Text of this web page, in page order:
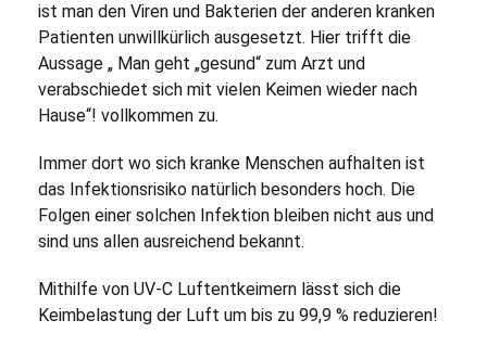
ist man den Viren und Bakterien der anderen kranken
Patienten unwillkürlich ausgesetzt. Hier trifft die
Aussage „ Man geht „gesund“ zum Arzt und
verabschiedet sich mit vielen Keimen wieder nach
Hause“! vollkommen zu.
Immer dort wo sich kranke Menschen aufhalten ist
das Infektionsrisiko natürlich besonders hoch. Die
Folgen einer solchen Infektion bleiben nicht aus und
sind uns allen ausreichend bekannt.
Mithilfe von UV-C Luftentkeimern lässt sich die
Keimbelastung der Luft um bis zu 99,9 % reduzieren!